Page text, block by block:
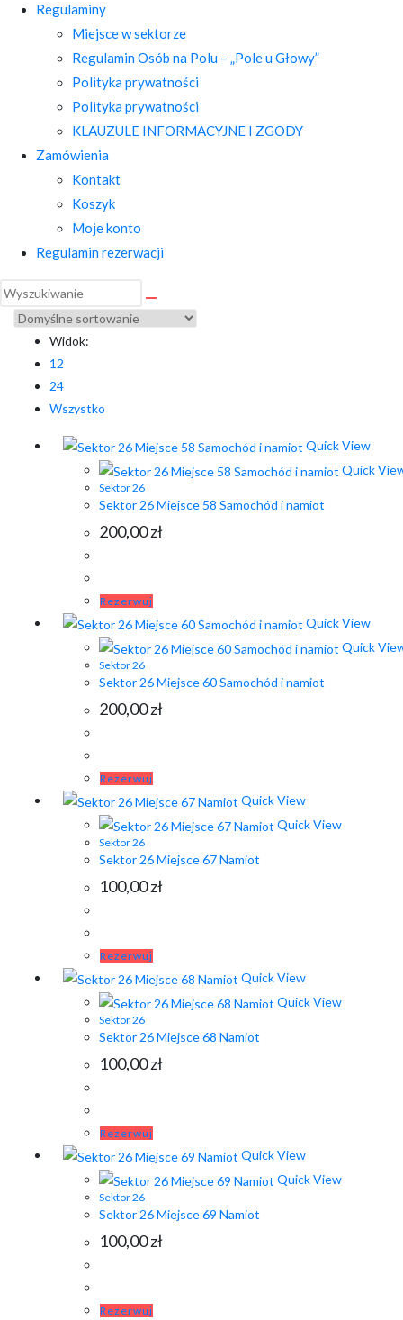
Regulaminy
Miejsce w sektorze
Regulamin Osób na Polu – „Pole u Głowy”
Polityka prywatności
Polityka prywatności
KLAUZULE INFORMACYJNE I ZGODY
Zamówienia
Kontakt
Koszyk
Moje konto
Regulamin rezerwacji
Widok:
12
24
Wszystko
Quick View
Quick
Sektor 26
Sektor 26 Miejsce 58 Samochód i namiot
200,00zł
Rezerwuj
Quick View
Quick
Sektor 26
Sektor 26 Miejsce 60 Samochód i namiot
200,00zł
Rezerwuj
Quick View
Quick View
Sektor 26
Sektor 26 Miejsce 67 Namiot
100,00zł
Rezerwuj
Quick View
Quick View
Sektor 26
Sektor 26 Miejsce 68 Namiot
100,00zł
Rezerwuj
Quick View
Quick View
Sektor 26
Sektor 26 Miejsce 69 Namiot
100,00zł
Rezerwuj